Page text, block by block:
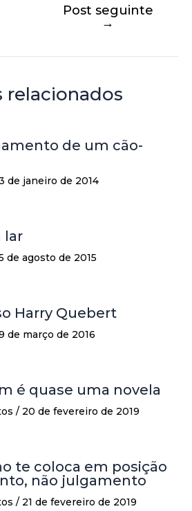
Post seguinte
→
relacionados
de um cão-
de janeiro de 2014
lar
de agosto de 2015
Harry Quebert
de março de 2016
é quase uma novela
/ 20 de fevereiro de 2019
te coloca em posição
não julgamento
/ 21 de fevereiro de 2019